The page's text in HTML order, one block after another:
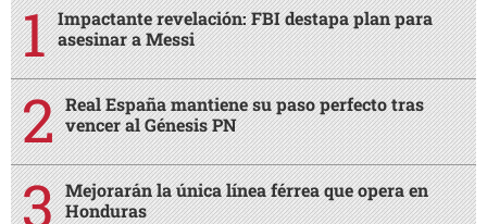
Impactante revelación: FBI destapa plan para
asesinar a Messi
Real España mantiene su paso perfecto tras
vencer al Génesis PN
Mejorarán la única línea férrea que opera en
Honduras